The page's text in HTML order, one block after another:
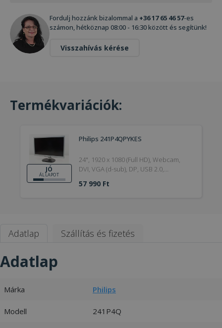
Fordulj hozzánk bizalommal a +36 17 65 46 57-es
számon, hétköznap 08:00 - 16:30 között és segítünk!
Visszahívás kérése
Termékvariációk:
JÓ
ÁLLAPOT
Philips 241P4QPYKES
24", 1920 x 1080 (Full HD), Webcam,
DVI, VGA (d-sub), DP, USB 2.0,
57 990 Ft
Adatlap Szállítás és fizetés
Adatlap
Márka Philips
Modell 241P4Q